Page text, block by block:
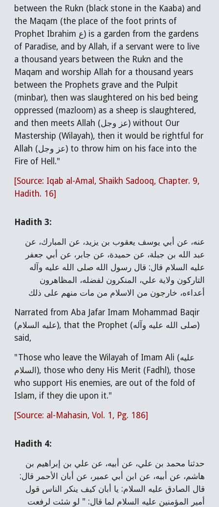
between the Rukn (black stone in the Kaaba) and
the Maqam (the place of the foot prints of
Prophet Ibrahim ع) is a garden from the gardens
of Paradise, and by Allah, if a servant were to live
a thousand years between the Rukn and the
Maqam and worship Allah for a thousand years
between the Prophets grave and the Pulpit
(minbar), then was slaughtered on his bed being
oppressed (mazloom) as a sheep is slaughtered,
and then meets Allah (عز وجل) without Our
Mastership (Wilayah), then it would be rightful for
Allah (عز وجل) to throw him on his face into the
Fire of Hell."
[Source: Iqab al-Amal, Shaikh Sadooq, Chapter. 9,
Hadith. 16]
Hadith 3:
عبد الله بن جبلة، عن حميدة، عن جابر، عن أبي جعفر
عليه السلام قال: قال رسول الله صلى الله عليه وآله
التاركون ولاية علي، المنكرون لفضله، المظاهرون
أعداءه، خارجون من الاسلام من مات منهم على ذلك
Narrated from Aba Jafar Imam Mohammad Baqir
(عليه السلام), that the Prophet (صلى الله عليه وآله)
said,
"Those who leave the Wilayah of Imam Ali (عليه
السلام), those who deny His Merit (Fadhl), those
who support His enemies, are out of the fold of
Islam, if they die upon it."
[Source: al-Mahasin, Vol. 1, Pg. 186]
Hadith 4:
حدثنا محمد بن علي، عن أبيه، عن علي بن إبراهيم بن
هاشم، عن أبيه، عن ابن أبي عمير، عن أبان الأحمر قال:
قال الصادق عليه السلام: يا أبان كيف ينكر الناس قول
أمير المؤمنين عليه السلام لما قال: " لو شئت لرفعت